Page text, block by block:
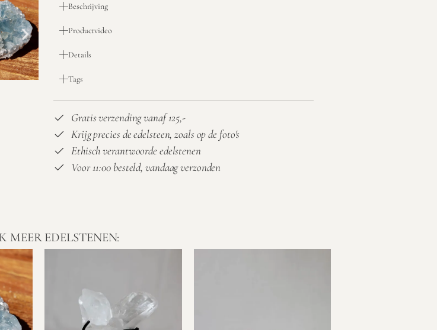
Beschrijving
Productvideo
Details
Tags
Gratis verzending vanaf 125,-
Krijg precies de edelsteen, zoals op de foto's
Ethisch verantwoorde edelstenen
Voor 11:00 besteld, vandaag verzonden
MEER EDELSTENEN: